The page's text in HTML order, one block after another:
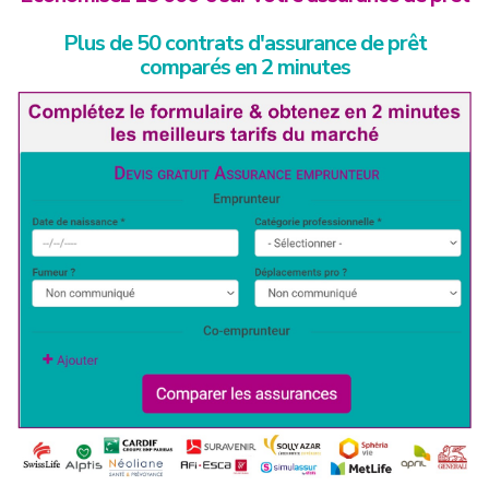
Plus de 50 contrats d'assurance de prêt
comparés en 2 minutes